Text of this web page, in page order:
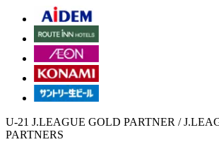
U-21 J.LEAGUE GOLD PARTNER /
PARTNERS